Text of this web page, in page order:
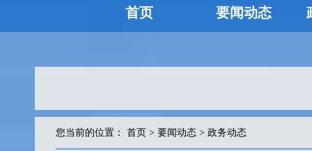
首页 要闻动态
您当前的位置： 首页 > 要闻动态 > 政务动态